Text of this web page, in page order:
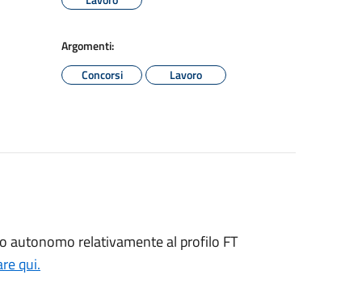
Argomenti:
Concorsi
Lavoro
autonomo relativamente al profilo FT
qui.